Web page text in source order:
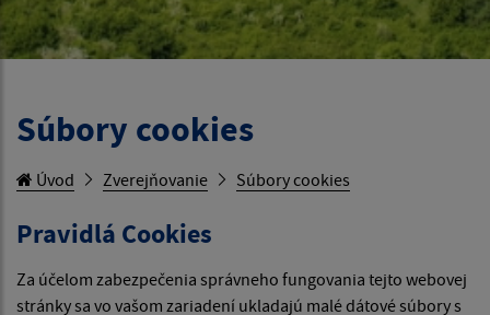
Súbory cookies
Úvod Zverejňovanie Súbory cookies
Pravidlá Cookies
Za účelom zabezpečenia správneho fungovania tejto webovej
stránky sa vo vašom zariadení ukladajú malé dátové súbory s